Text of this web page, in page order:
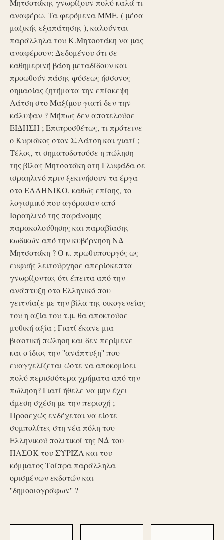
Μητσοτάκης γνωρίζουν πολύ καλά τι
αναφέρω. Τα φερόμενα ΜΜΕ, ( μέσα
μαζικής εξαπάτησης ), καλούνται
παράλληλα του Κ.Μητσοτάκη να μας
αναφέρουν: Δεδομένου ότι σε
καθημερινή βάση μεταδίδουν και
προωθούν πάσης φύσεως ήσσονος
σημασίας ζητήματα την επίσκεψη
Λάτση στο Μαξίμου γιατί δεν την
κάλυψαν ? Μήπως δεν αποτελούσε
ΕΙΔΗΣΗ ; Επιπροσθέτως, τι πρότεινε
ο Κυριάκος στον Σ.Λάτση και γιατί ;
Τέλος, τι σηματοδοτούσε η πώληση
της βίλας Μητσοτάκη στη Γλυφάδα σε
ισραηλινό πριν ξεκινήσουν τα έργα
στο ΕΛΛΗΝΙΚΟ, καθώς επίσης, το
λογισμικό που αγόρασαν από
Ισραηλινό της παράνομης
παρακολούθησης και παραβίασης
κωδικών από την κυβέρνηση ΝΔ
Μητσοτάκη ? Ο κ. πρωθυπουργός ως
ευφυής λειτούργησε απερίσκεπτα
γνωρίζοντας ότι έπειτα από την
ανάπτυξη στο Ελληνικό που
γειτνίαζε με την βίλα της οικογενείας
του η αξία του τ.μ. θα αποκτούσε
μυθική αξία ; Γιατί έκανε μια
βιαστική πώληση και δεν περίμενε
και ο ίδιος την ''ανάπτυξη'' που
ευαγγελίζεται ώστε να αποκομίσει
πολύ περισσότερα χρήματα από την
πώληση? Γιατί ήθελε να μην έχει
άμεση σχέση με την περιοχή ;
Προσεχώς ενδέχεται να είστε
συμπολίτες στη νέα πόλη του
Ελληνικού πολιτικοί της ΝΔ του
ΠΑΣΟΚ του ΣΥΡΙΖΑ και του
κόμματος Τσίπρα παράλληλα
ορισμένων εκδοτών και
''δημοσιογράφων'' ?